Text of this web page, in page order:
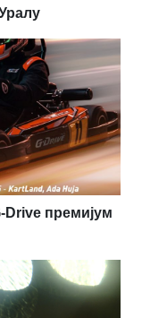
Drive премијум